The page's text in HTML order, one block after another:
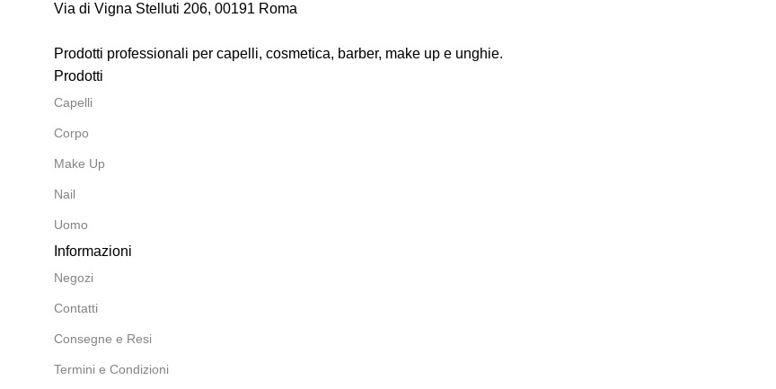
Via di Vigna Stelluti 206, 00191 Roma
Prodotti professionali per capelli, cosmetica, barber, make up e unghie.
Prodotti
Capelli
Corpo
Make Up
Nail
Uomo
Informazioni
Negozi
Contatti
Consegne e Resi
Termini e Condizioni